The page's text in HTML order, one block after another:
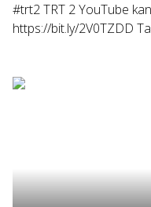
#trt2 TRT 2 YouTube
https://bit.ly/2V0TZDD